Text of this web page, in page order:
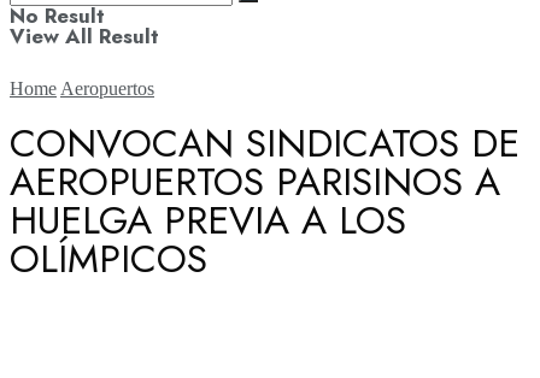
No Result
View All Result
Aerolíneas
Aeronáutica
Home Aeropuertos
CONVOCAN SINDICATOS DE
AEROPUERTOS PARISINOS A
HUELGA PREVIA A LOS
OLÍMPICOS